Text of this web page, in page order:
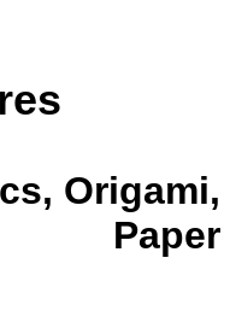
Origami,
Paper